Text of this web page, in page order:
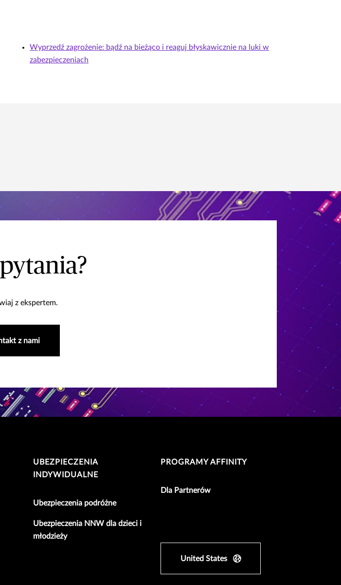
Wyprzedź zagrożenie: bądź na bieżąco i reaguj błyskawicznie na luki w
zabezpieczeniach
z ekspertem.
z nami
UBEZPIECZENIA
INDYWIDUALNE
Ubezpieczenia podróżne
Ubezpieczenia NNW dla dzieci i
młodzieży
PROGRAMY AFFINITY
Dla Partnerów
United States